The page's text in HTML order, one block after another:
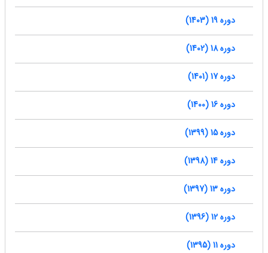
دوره 19 (1403)
دوره 18 (1402)
دوره 17 (1401)
دوره 16 (1400)
دوره 15 (1399)
دوره 14 (1398)
دوره 13 (1397)
دوره 12 (1396)
دوره 11 (1395)